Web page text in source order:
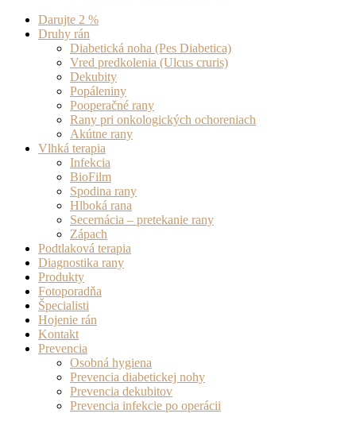
Darujte 2 %
Druhy rán
Diabetická noha (Pes Diabetica)
Vred predkolenia (Ulcus cruris)
Dekubity
Popáleniny
Pooperačné rany
Rany pri onkologických ochoreniach
Akútne rany
Vlhká terapia
Infekcia
BioFilm
Spodina rany
Hlboká rana
Secernácia – pretekanie rany
Zápach
Podtlaková terapia
Diagnostika rany
Produkty
Fotoporadňa
Špecialisti
Hojenie rán
Kontakt
Prevencia
Osobná hygiena
Prevencia diabetickej nohy
Prevencia dekubitov
Prevencia infekcie po operácii